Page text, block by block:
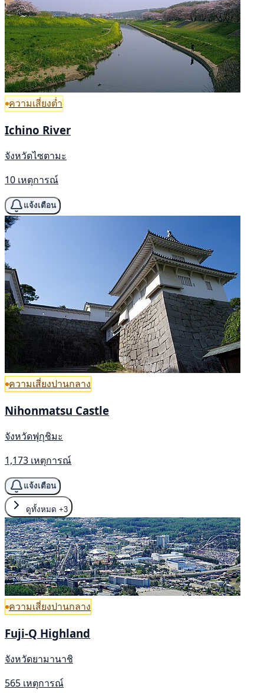
ความเสี่ยงต่ำ
Ichino River
จังหวัดไซตามะ
10 เหตุการณ์
แจ้งเตือน
ความเสี่ยงปานกลาง
Nihonmatsu Castle
จังหวัดฟุกุชิมะ
1,173 เหตุการณ์
แจ้งเตือน
ดูทั้งหมด +3
ความเสี่ยงปานกลาง
Fuji-Q Highland
จังหวัดยามานาชิ
565 เหตุการณ์